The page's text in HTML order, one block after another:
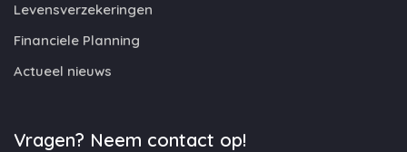
Levensverzekeringen
Financiele Planning
Actueel nieuws
Vragen? Neem contact op!